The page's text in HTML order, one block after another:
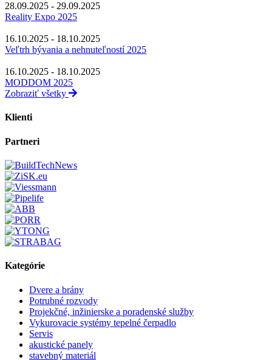
28.09.2025 - 29.09.2025
Reality Expo 2025
16.10.2025 - 18.10.2025
Veľtrh bývania a nehnuteľností 2025
16.10.2025 - 18.10.2025
MODDOM 2025
Zobraziť všetky
Klienti
Partneri
Kategórie
Dvere a brány
Potrubné rozvody
Projekčné, inžinierske a poradenské služby
Vykurovacie systémy tepelné čerpadlo
Servis
akustické panely
stavebný materiál